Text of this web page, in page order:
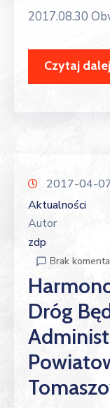
2017.08.30
Czytaj dalej
2017-04-
Aktualności
Autor
zdp
Brak
Dróg